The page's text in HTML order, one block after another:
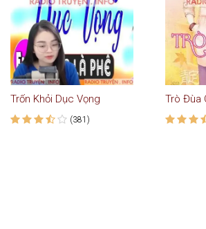
Trốn Khỏi Dục Vọng
(381)